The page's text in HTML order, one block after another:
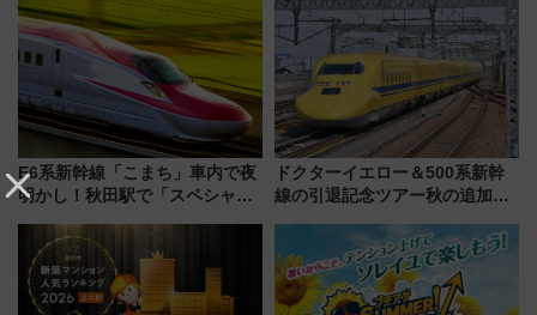
軽に 運行ダイヤ・運賃を解説
行開始に！ この夏は直通列車で
横浜へ！
E6系新幹線「こまち」車内で夜
明かし！秋田駅で「スペシャル
法は？
ドクターイエロー＆500系新幹
線の引退記念ツアー秋の追加企
ホテル情報まとめ